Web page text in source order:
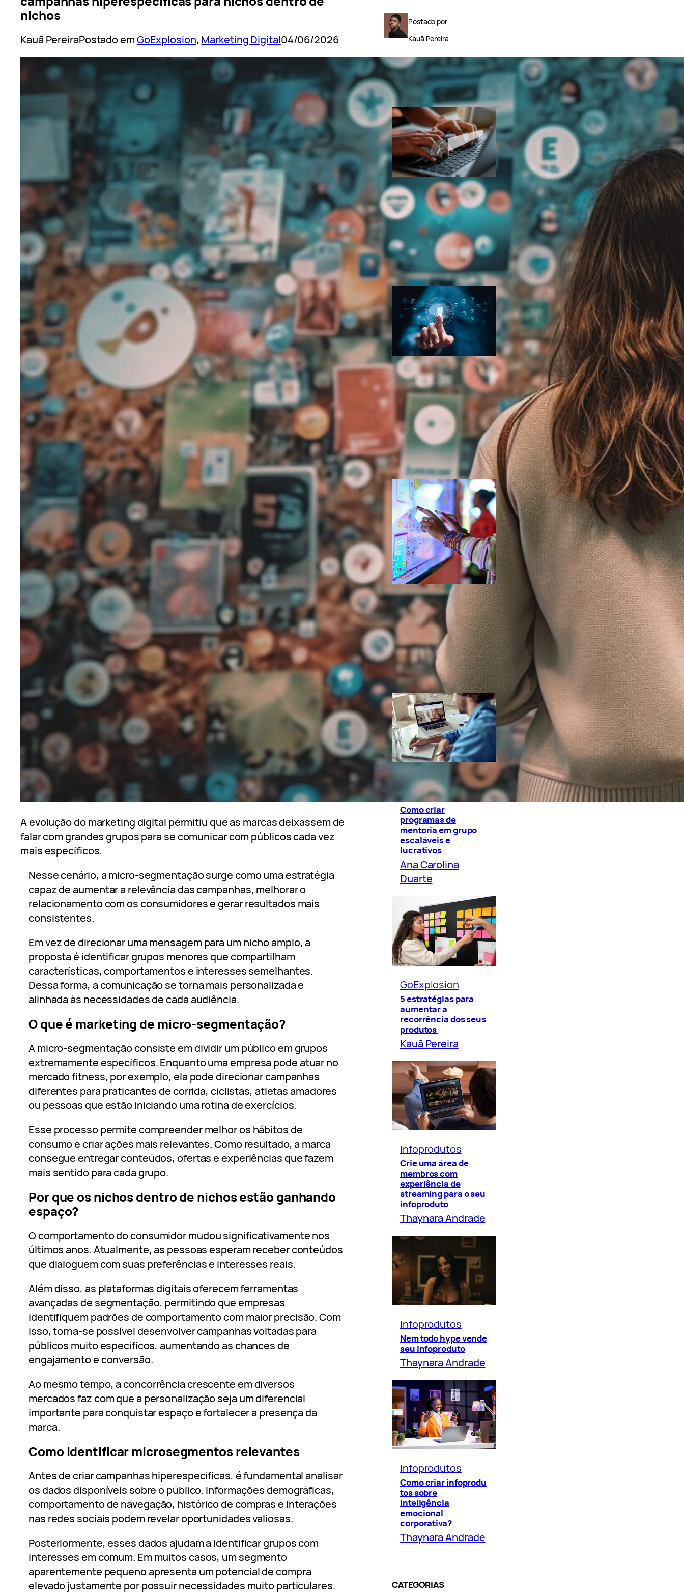
nichos
Kauã PereiraPostado emGoExplosion, Marketing Digital04/06/2026
A evolução do marketing digital permitiu que as marcas deixassem de
falar com grandes grupos para se comunicar com públicos cada vez
mais específicos.
Nesse cenário, a micro-segmentação surge como uma estratégia
capaz de aumentar a relevância das campanhas, melhorar o
relacionamento com os consumidores e gerar resultados mais
consistentes.
Em vez de direcionar uma mensagem para um nicho amplo, a
proposta é identificar grupos menores que compartilham
características, comportamentos e interesses semelhantes.
Dessa forma, a comunicação se torna mais personalizada e
alinhada às necessidades de cada audiência.
O que é marketing de micro-segmentação?
A micro-segmentação consiste em dividir um público em grupos
extremamente específicos. Enquanto uma empresa pode atuar no
mercado fitness, por exemplo, ela pode direcionar campanhas
diferentes para praticantes de corrida, ciclistas, atletas amadores
ou pessoas que estão iniciando uma rotina de exercícios.
Esse processo permite compreender melhor os hábitos de
consumo e criar ações mais relevantes. Como resultado, a marca
consegue entregar conteúdos, ofertas e experiências que fazem
mais sentido para cada grupo.
Por que os nichos dentro de nichos estão ganhando
espaço?
O comportamento do consumidor mudou significativamente nos
últimos anos. Atualmente, as pessoas esperam receber conteúdos
que dialoguem com suas preferências e interesses reais.
Além disso, as plataformas digitais oferecem ferramentas
avançadas de segmentação, permitindo que empresas
identifiquem padrões de comportamento com maior precisão. Com
isso, torna-se possível desenvolver campanhas voltadas para
públicos muito específicos, aumentando as chances de
engajamento e conversão.
Ao mesmo tempo, a concorrência crescente em diversos
mercados faz com que a personalização seja um diferencial
importante para conquistar espaço e fortalecer a presença da
marca.
Como identificar microsegmentos relevantes
Antes de criar campanhas hiperespecíficas, é fundamental analisar
os dados disponíveis sobre o público. Informações demográficas,
comportamento de navegação, histórico de compras e interações
nas redes sociais podem revelar oportunidades valiosas.
Posteriormente, esses dados ajudam a identificar grupos com
interesses em comum. Em muitos casos, um segmento
aparentemente pequeno apresenta um potencial de compra
elevado justamente por possuir necessidades muito particulares.
Postado por
Kauã Pereira
POSTS RECENTES
GoExplosion
Como fazer pesquisa
de palavras-chave
para seu primeiro
infoproduto
Ana Carolina
Duarte
Inteligência
Artificial
Erros de prompts que
fazem o seu
conteúdo de IA ficar
com cara de IA
Ana Carolina
Duarte
Eventos, Vendyno
Estratégias de
marketing sensorial
para eventos
híbridos memoráveis
Ana Carolina
Duarte
Infoprodutos,
Negócios
Como criar
programas de
mentoria em grupo
escaláveis e
lucrativos
Ana Carolina
Duarte
GoExplosion
5 estratégias para
aumentar a
recorrência dos seus
produtos
Kauã Pereira
Infoprodutos
Crie uma área de
membros com
experiência de
streaming para o seu
infoproduto
Thaynara Andrade
Infoprodutos
Nem todo hype vende
seu infoproduto
Thaynara Andrade
Infoprodutos
Como criar infoprodu
tos sobre
inteligência
emocional
corporativa?
Thaynara Andrade
CATEGORIAS